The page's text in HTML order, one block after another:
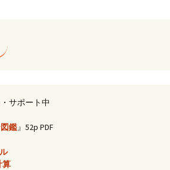
・サポート中
鑑』52p PDF
算